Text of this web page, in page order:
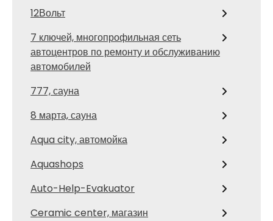
12Вольт
7 ключей, многопрофильная сеть
автоцентров по ремонту и обслуживанию
автомобилей
777, сауна
8 марта, сауна
Aqua city, автомойка
Aquashops
Auto-Help-Evakuator
Ceramic center, магазин